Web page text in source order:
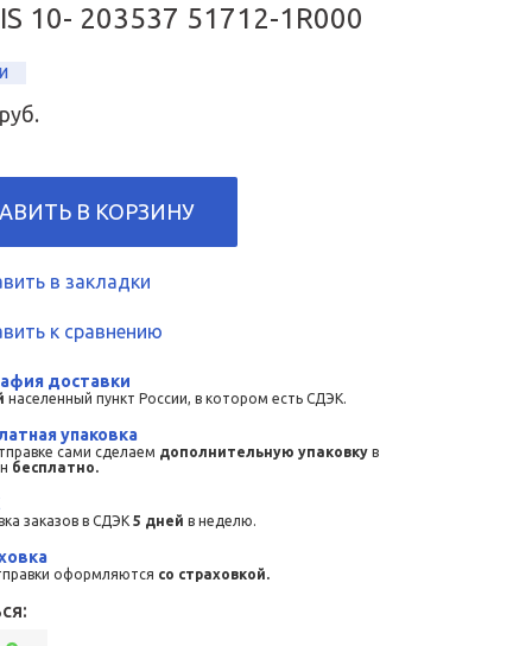
10- 203537 51712-1R000
руб.
В КОРЗИНУ
в закладки
к сравнению
доставки
населенный пункт России, в котором есть СДЭК.
упаковка
сами сделаем дополнительную упаковкув
бесплатно.
заказов в СДЭК 5 дней в неделю.
оформляются со страховкой.